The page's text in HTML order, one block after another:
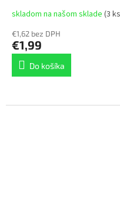
skladom na našom sklade (3
€1,62 bez DPH
€1,99
Do košíka